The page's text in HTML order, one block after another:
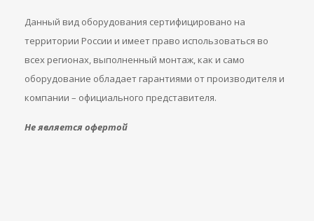
Данный вид оборудования сертифицировано на
территории России и имеет право использоваться во
всех регионах, выполненный монтаж, как и само
оборудование обладает гарантиями от производителя и
компании – официального представителя.
Не является офертой